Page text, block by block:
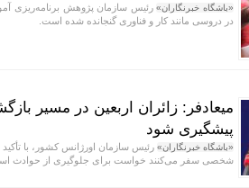
«باشگاه خبرنگاران»رئیس سازمان پژوهش برنامه‌ریزی
در دروسی مانند کار و فناوری گنجانده شده است.
میعادفر: زائران اربعین در مسیر
پیشگیری شود
«باشگاه خبرنگاران» رئیس سازمان اورژانس کشور، با
شخصی سفر می‌کنند خواست برای جلوگیری از حوادث